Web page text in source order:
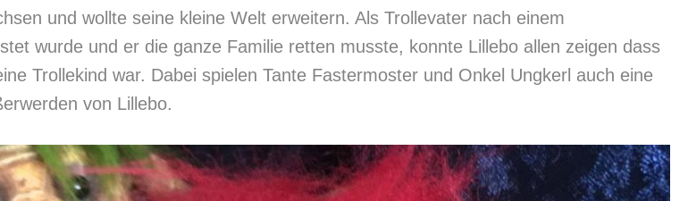
und wollte seine kleine Welt erweitern. Als Trollevater nach einem
wurde und er die ganze Familie retten musste, konnte Lillebo allen zeigen dass
Trollekind war. Dabei spielen Tante Fastermoster und Onkel Ungkerl auch eine
von Lillebo.